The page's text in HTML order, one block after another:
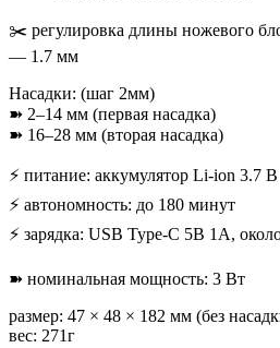
✂️ регулировка длины ножевого
— 1.7 мм
Насадки: (шаг 2мм)
➽ 2–14 мм (первая насадка)
➽ 16–28 мм (вторая насадка)
⚡ питание: аккумулятор Li-ion 3.7 В
⚡ автономность: до 180 минут
⚡ зарядка: USB Type-C 5В 1А,
➽ номинальная мощность: 3 Вт
размер: 47 × 48 × 182 мм (без
вес: 271г